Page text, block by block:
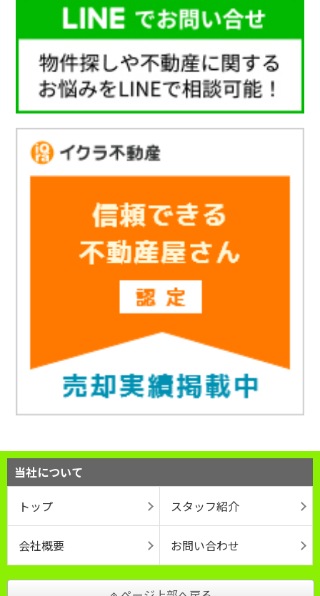
当社について
トップ
スタッフ紹介
会社概要 お問い合わせ